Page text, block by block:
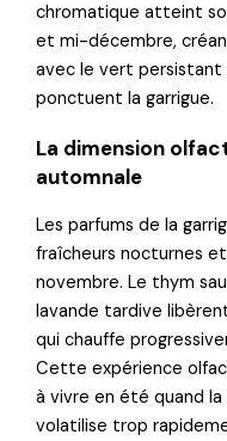
chromatique atteint
et mi-décembre,
avec le vert persistant
ponctuent la garrigue.
La dimension
automnale
Les parfums de la
fraîcheurs nocturnes
novembre. Le thym
lavande tardive
qui chauffe
Cette expérience
à vivre en été quand
volatilise trop